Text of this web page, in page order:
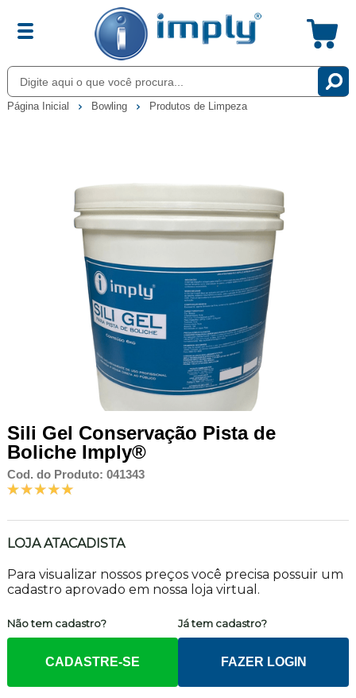
Página Inicial Bowling Produtos de Limpeza
Sili Gel Conservação Pista de
Boliche Imply®
Cod. do Produto: 041343
LOJA ATACADISTA
Para visualizar nossos preços você precisa possuir um
cadastro aprovado em nossa loja virtual.
Não tem cadastro?
CADASTRE-SE
Já tem cadastro?
FAZER LOGIN